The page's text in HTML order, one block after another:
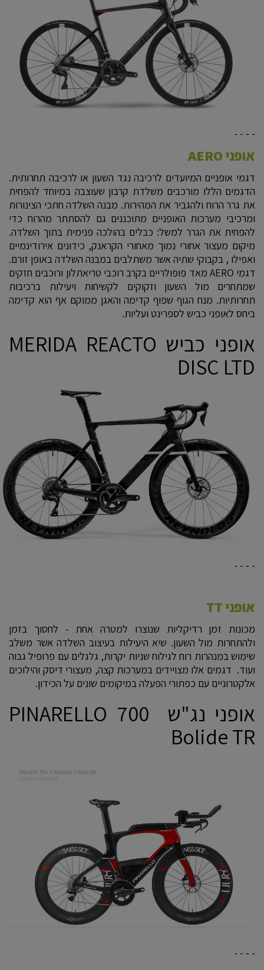
- - - -
אופני AERO
דגמי אופניים המיועדים לרכיבה נגד השעון או לרכיבה תחרותית.
הדגמים הללו מורכבים משלדת קרבון שעוצבה במיוחד להפחית
את גרר הרוח ולהגביר את המהירות. מבנה השלדה חתכי הצינורות
ומרכיבי מערכות האופניים מתוכננים גם להסתתר מהרוח כדי
להפחית את הגרר למשל: כבלים בהולכה פנימית בתוך השלדה.
מיקום מעצור אחורי נמוך מאחורי הקראנק, כידונים אירודינמיים
ואפילו , בקבוקי שתיה אשר משתלבים במבנה השלדה באופן זורם.
דגמי AERO מאד פופולריים בקרב רוכבי טריאתלון ורוכבים חזקים
שמתחרים מול השעון וזקוקים לקשיחות ויעילות ברכיבות
תחרותיות. מנח הגוף שפוף קדימה והאגן ממוקם אף הוא קדימה
ביחס לאופני כביש לספרינט ועליות.
אופני כביש MERIDA REACTO
DISC LTD
- - - -
אופני TT
מכונות זמן רדיקליות שנוצרו למטרה אחת - לחסוך בזמן
ולהתחרות מול השעון. שיא היעילות בעיצוב השלדה אשר משלב
שימוש במנהרות רוח לגילוח שניות יקרות, גלגלים עם פרופיל גבוה
ועוד. דגמים אלו מצויידים במערכות קצה, מעצורי דיסק והילוכים
אלקטרוניים עם כפתורי הפעלה במיקומים שונים על הכידון.
אופני נג"ש 700 PINARELLO
Bolide TR
- - - -